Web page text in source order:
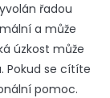
řadou
a může
úzkost může
Pokud se cítíte
pomoc.